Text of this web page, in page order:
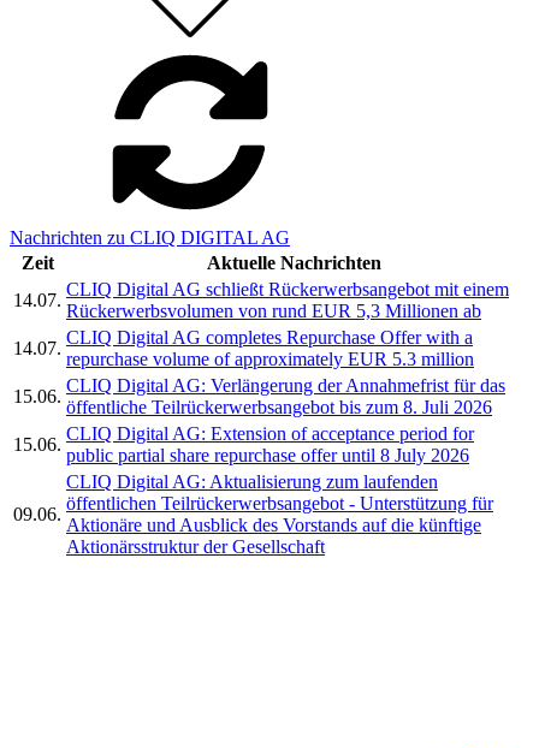
Nachrichten zu CLIQ DIGITAL AG
Zeit
Aktuelle Nachrichten
14.07.
CLIQ Digital AG schließt Rückerwerbsangebot mit einem
Rückerwerbsvolumen von rund EUR 5,3 Millionen ab
14.07.
CLIQ Digital AG completes Repurchase Offer with a
repurchase volume of approximately EUR 5.3 million
15.06.
CLIQ Digital AG: Verlängerung der Annahmefrist für das
öffentliche Teilrückerwerbsangebot bis zum 8. Juli 2026
15.06.
CLIQ Digital AG: Extension of acceptance period for
public partial share repurchase offer until 8 July 2026
09.06.
CLIQ Digital AG: Aktualisierung zum laufenden
öffentlichen Teilrückerwerbsangebot - Unterstützung für
Aktionäre und Ausblick des Vorstands auf die künftige
Aktionärsstruktur der Gesellschaft